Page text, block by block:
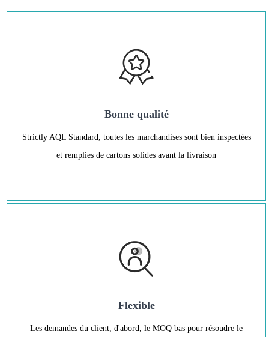
Bonne qualité
Strictly AQL Standard, toutes les marchandises sont bien inspectées
et remplies de cartons solides avant la livraison
Flexible
Les demandes du client, d'abord, le MOQ bas pour résoudre le